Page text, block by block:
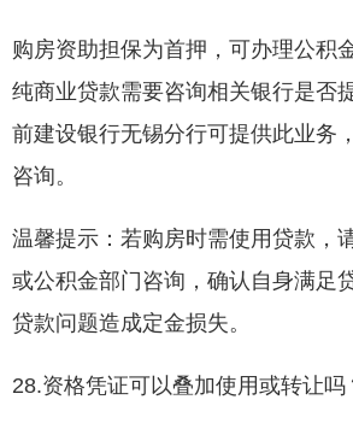
购房资助担保为首押，可办理公积
纯商业贷款需要咨询相关银行是否
前建设银行无锡分行可提供此业务
咨询。
温馨提示：若购房时需使用贷款，
或公积金部门咨询，确认自身满足
贷款问题造成定金损失。
28.资格凭证可以叠加使用或转让吗